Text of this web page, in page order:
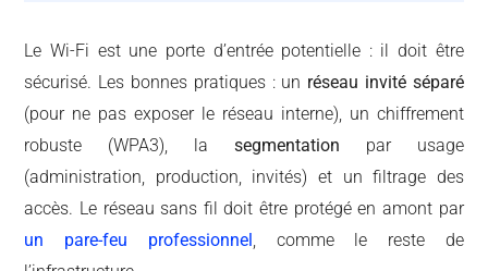
Le Wi-Fi est une porte d’entrée potentielle : il doit être
sécurisé. Les bonnes pratiques : un réseau invité séparé
(pour ne pas exposer le réseau interne), un chiffrement
robuste (WPA3), la segmentation par usage
(administration, production, invités) et un filtrage des
accès. Le réseau sans fil doit être protégé en amont par
un pare-feu professionnel , comme le reste de